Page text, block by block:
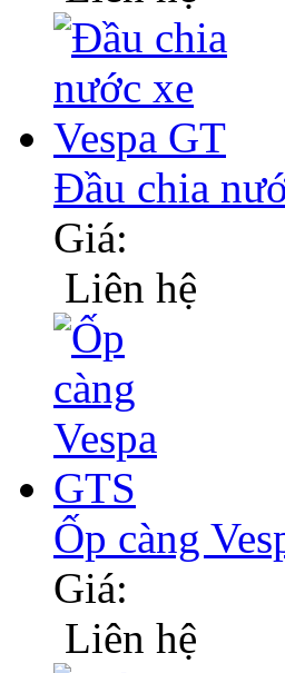
Đầu chia
Giá:
Liên hệ
Ốp càng
Giá:
Liên hệ